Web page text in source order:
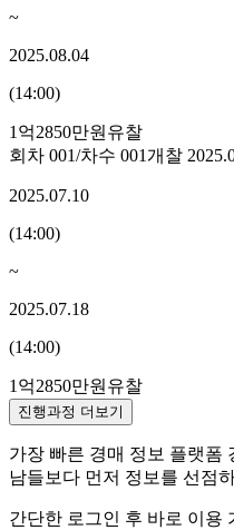
~
2025.08.04
(14:00)
1억2850만원 유찰
회차 001/차수 001개찰
2025.07.10
(14:00)
~
2025.07.18
(14:00)
1억2850만원 유찰
진행과정 더보기
가장 빠른 경매 정보 플랫폼
남들보다 먼저 정보를 선점
간단한 로그인 후 바로 이용